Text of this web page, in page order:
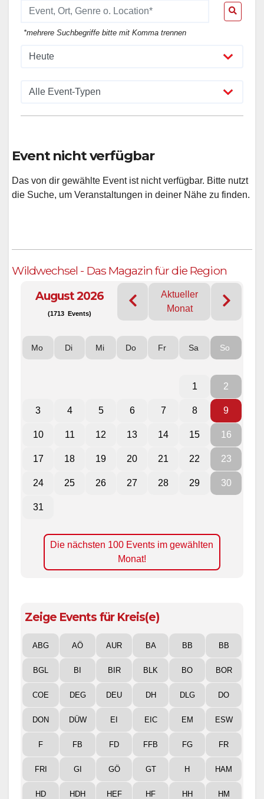
*mehrere Suchbegriffe bitte mit Komma trennen
Event nicht verfügbar
Das von dir gewählte Event ist nicht verfügbar. Bitte nutzt
die Suche, um Veranstaltungen in deiner Nähe zu finden.
Wildwechsel - Das Magazin für die Region
August 2026
(1713 Events)
Aktueller
Monat
Mo Di Mi Do Fr Sa So
1 2
3 4 5 6 7 8 9
10 11 12 13 14 15 16
17 18 19 20 21 22 23
24 25 26 27 28 29 30
31
Die nächsten 100 Events im gewählten
Monat!
Zeige Events für Kreis(e)
ABG AÖ AUR BA BB BB
BGL BI BIR BLK BO BOR
COE DEG DEU DH DLG DO
DON DÜW EI EIC EM ESW
F FB FD FFB FG FR
FRI GI GÖ GT H HAM
HD HDH HEF HF HH HM